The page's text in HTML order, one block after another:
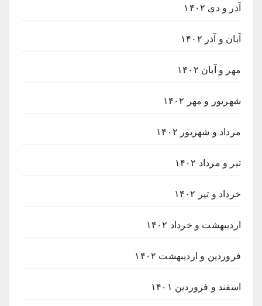
آذر و دی ۱۴۰۲
آبان و آذر ۱۴۰۲
مهر و آبان ۱۴۰۲
شهریور و مهر ۱۴۰۲
مرداد و شهریور ۱۴۰۲
تیر و مرداد ۱۴۰۲
خرداد و تیر ۱۴۰۲
اردیبهشت و خرداد ۱۴۰۲
فروردین و اردیبهشت ۱۴۰۲
اسفند و فروردین ۱۴۰۱